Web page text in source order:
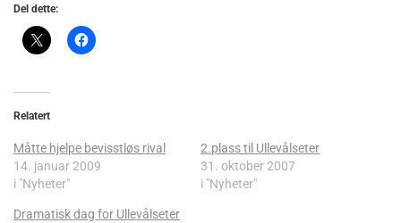
Del dette:
Relatert
Måtte hjelpe bevisstløs rival
14. januar 2009
i "Nyheter"
2.plass til Ullevålseter
31. oktober 2007
i "Nyheter"
Dramatisk dag for Ullevålseter